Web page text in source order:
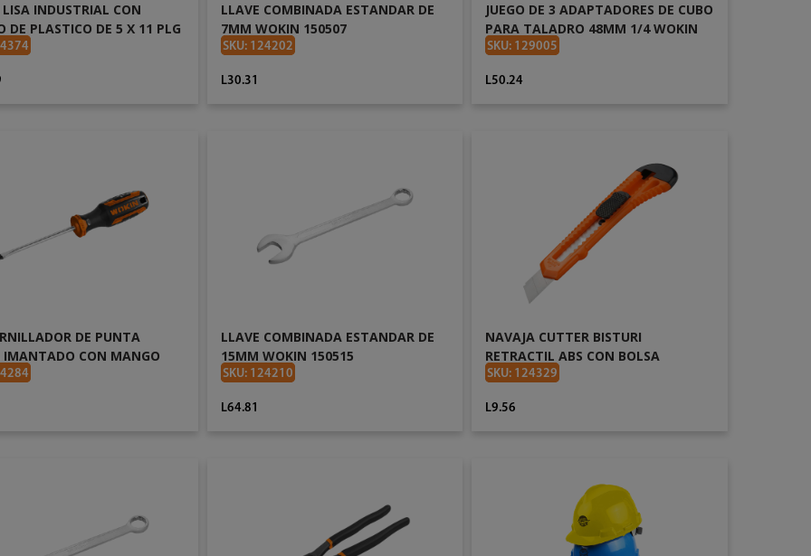
INDUSTRIAL CON
DE PLASTICO DE 5 X 11 PLG
LLAVE COMBINADA ESTANDAR DE
7MM WOKIN 150507
SKU: 124202
L30.31
JUEGO DE 3 ADAPTADORES DE CUBO
PARA TALADRO 48MM 1/4 WOKIN
222306
SKU: 129005
L50.24
AÑADIR AL CARRITO
DE PUNTA
IMANTADO CON MANGO
NARANJA DE 3 X 0.5 WOKIN
LLAVE COMBINADA ESTANDAR DE
15MM WOKIN 150515
SKU: 124210
L64.81
NAVAJA CUTTER BISTURI
RETRACTIL ABS CON BOLSA
POLIPROPILENO DE 18 X 100MM
SKU: 124329
L9.56
AÑADIR AL CARRITO